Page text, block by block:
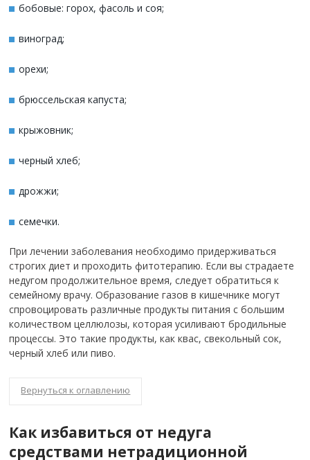
бобовые: горох, фасоль и соя;
виноград;
орехи;
брюссельская капуста;
крыжовник;
черный хлеб;
дрожжи;
семечки.
При лечении заболевания необходимо придерживаться
строгих диет и проходить фитотерапию. Если вы страдаете
недугом продолжительное время, следует обратиться к
семейному врачу. Образование газов в кишечнике могут
спровоцировать различные продукты питания с большим
количеством целлюлозы, которая усиливают бродильные
процессы. Это такие продукты, как квас, свекольный сок,
черный хлеб или пиво.
Вернуться к оглавлению
Как избавиться от недуга
средствами нетрадиционной